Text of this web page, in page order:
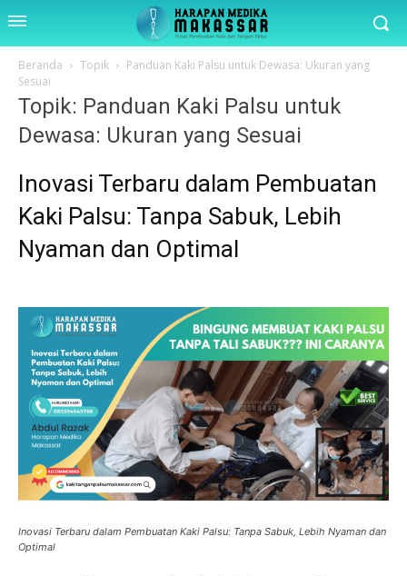
Beranda Topik
Panduan Kaki Palsu untuk Dewasa: Ukuran yang
Sesuai
Topik: Panduan Kaki Palsu untuk
Dewasa: Ukuran yang Sesuai
Inovasi Terbaru dalam Pembuatan
Kaki Palsu: Tanpa Sabuk, Lebih
Nyaman dan Optimal
Inovasi Terbaru dalam Pembuatan Kaki Palsu: Tanpa Sabuk, Lebih Nyaman dan
Optimal